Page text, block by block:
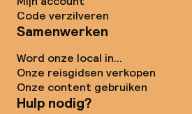
Code verzilveren
Samenwerken
Word onze local in...
Onze reisgidsen verkopen
Onze content gebruiken
Hulp nodig?